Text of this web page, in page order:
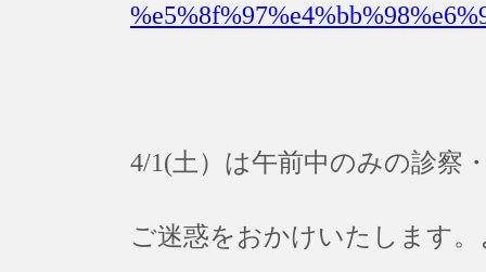
4/1(土）は午前中のみの診察
ご迷惑をおかけいたします